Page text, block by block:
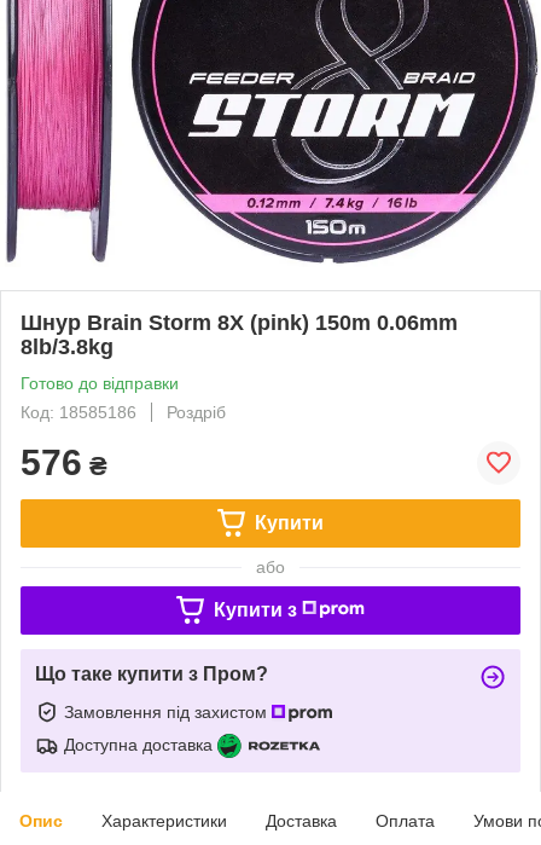
Шнур Brain Storm 8X (pink) 150m 0.06mm
8lb/3.8kg
Готово до відправки
Код: 18585186
Роздріб
576 ₴
Купити
або
Купити з
Що таке купити з Пром?
Замовлення під захистом
Доступна доставка
Опис Характеристики Доставка Оплата Умови